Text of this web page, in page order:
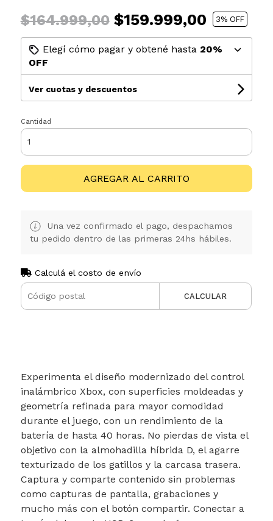
$164.999,00$159.999,00 3% OFF
Elegí cómo pagar y obtené hasta 20%
OFF
Ver cuotas y descuentos
Cantidad
AGREGAR AL CARRITO
Una vez confirmado el pago, despachamos
tu pedido dentro de las primeras 24hs hábiles.
Calculá el costo de envío
CALCULAR
Experimenta el diseño modernizado del control
inalámbrico Xbox, con superficies moldeadas y
geometría refinada para mayor comodidad
durante el juego, con un rendimiento de la
batería de hasta 40 horas. No pierdas de vista el
objetivo con la almohadilla híbrida D, el agarre
texturizado de los gatillos y la carcasa trasera.
Captura y comparte contenido sin problemas
como capturas de pantalla, grabaciones y
mucho más con el botón compartir. Conectar a